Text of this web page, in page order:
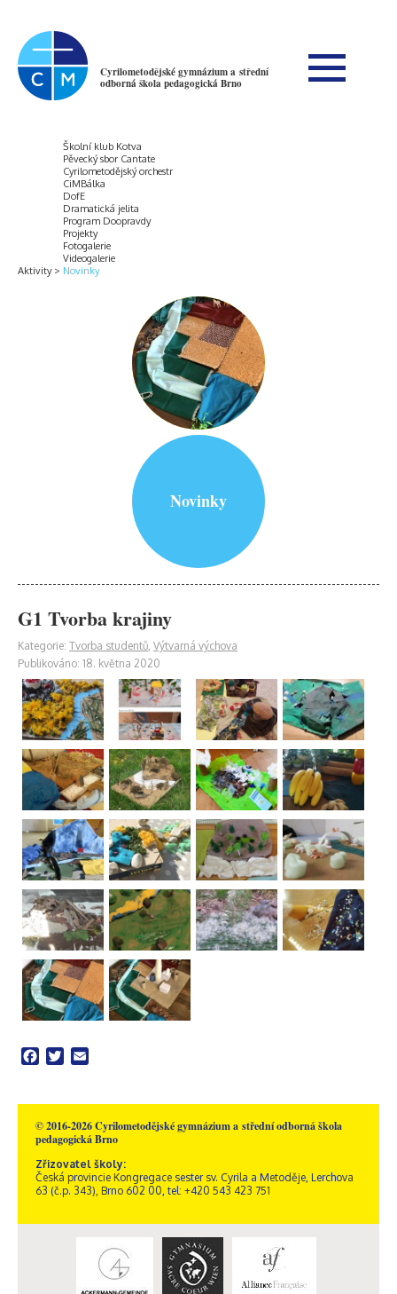
Cyrilometodějské gymnázium a střední
odborná škola pedagogická Brno
Aktivity
Školní klub Kotva
Pěvecký sbor Cantate
Cyrilometodějský orchestr
CiMBálka
DofE
Dramatická jelita
Program Doopravdy
Projekty
Fotogalerie
Videogalerie
Novinky
Novinky
G1 Tvorba krajiny
Kategorie: Tvorba studentů, Výtvarná výchova
Publikováno: 18. května 2020
Facebook
Twitter
© 2016-2026 Cyrilometodějské gymnázium a střední odborná škola
pedagogická Brno
Zřizovatel školy:
Česká provincie Kongregace sester sv. Cyrila a Metoděje, Lerchova
63 (č.p. 343), Brno 602 00, tel: +420 543 423 751